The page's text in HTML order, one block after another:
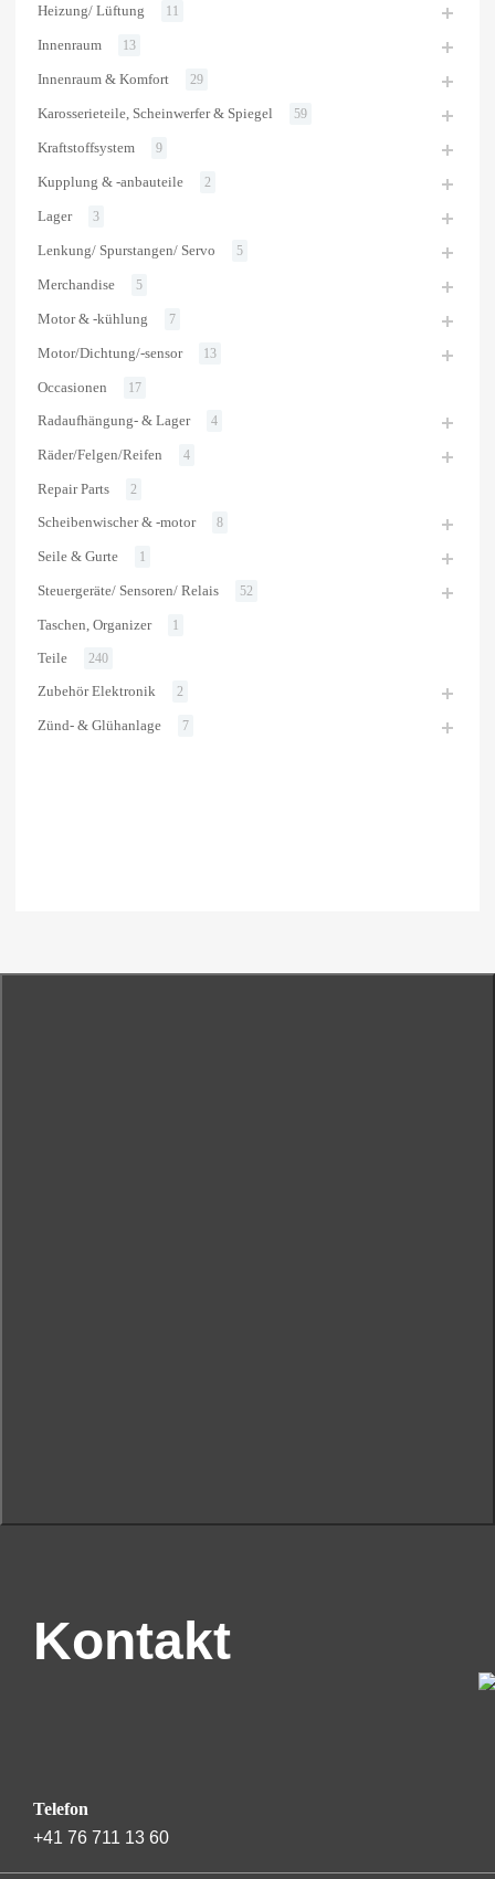
Heizung/ Lüftung 11
Innenraum 13
Innenraum & Komfort 29
Karosserieteile, Scheinwerfer & Spiegel 59
Kraftstoffsystem 9
Kupplung & -anbauteile 2
Lager 3
Lenkung/ Spurstangen/ Servo 5
Merchandise 5
Motor & -kühlung 7
Motor/Dichtung/-sensor 13
Occasionen 17
Radaufhängung- & Lager 4
Räder/Felgen/Reifen 4
Repair Parts 2
Scheibenwischer & -motor 8
Seile & Gurte 1
Steuergeräte/ Sensoren/ Relais 52
Taschen, Organizer 1
Teile 240
Zubehör Elektronik 2
Zünd- & Glühanlage 7
Kontakt
Telefon
+41 76 711 13 60